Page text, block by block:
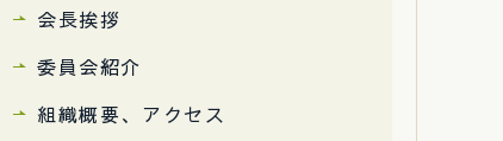
会長挨拶
委員会紹介
組織概要、アクセス